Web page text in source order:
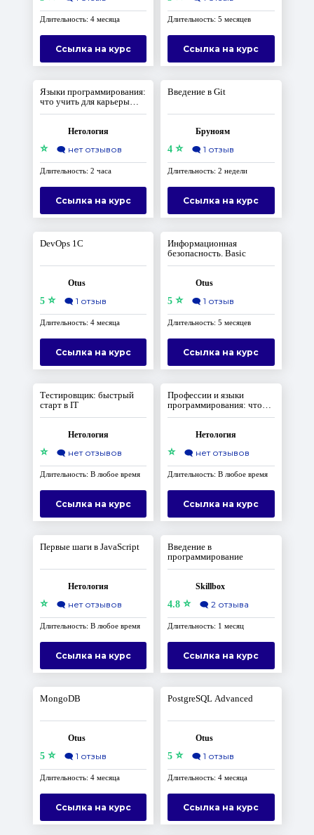
Длительность: 4 месяца
Ссылка на курс
Длительность: 5 месяцев
Ссылка на курс
Языки программирования:
что учить для карьеры
разработчика
Нетология
⭐ 🗨️ нет отзывов
Длительность: 2 часа
Ссылка на курс
Введение в Git
Бруноям
4 ⭐ 🗨️ 1 отзыв
Длительность: 2 недели
Ссылка на курс
DevOps 1С
Otus
5⭐ 🗨️ 1 отзыв
Длительность: 4 месяца
Ссылка на курс
Информационная
безопасность. Basic
Otus
5 ⭐ 🗨️ 1 отзыв
Длительность: 5 месяцев
Ссылка на курс
Тестировщик: быстрый
старт в IT
Нетология
⭐ 🗨️ нет отзывов
Длительность: В любое время
Ссылка на курс
Профессии и языки
программирования: что
выбрать
Нетология
⭐ 🗨️ нет отзывов
Длительность: В любое время
Ссылка на курс
Первые шаги в JavaScript
Нетология
⭐ 🗨️ нет отзывов
Длительность: В любое время
Ссылка на курс
Введение в
программирование
Skillbox
4.8 ⭐ 🗨️ 2 отзыва
Длительность: 1 месяц
Ссылка на курс
MongoDB
Otus
5⭐ 🗨️ 1 отзыв
Длительность: 4 месяца
Ссылка на курс
PostgreSQL Advanced
Otus
5 ⭐ 🗨️ 1 отзыв
Длительность: 4 месяца
Ссылка на курс